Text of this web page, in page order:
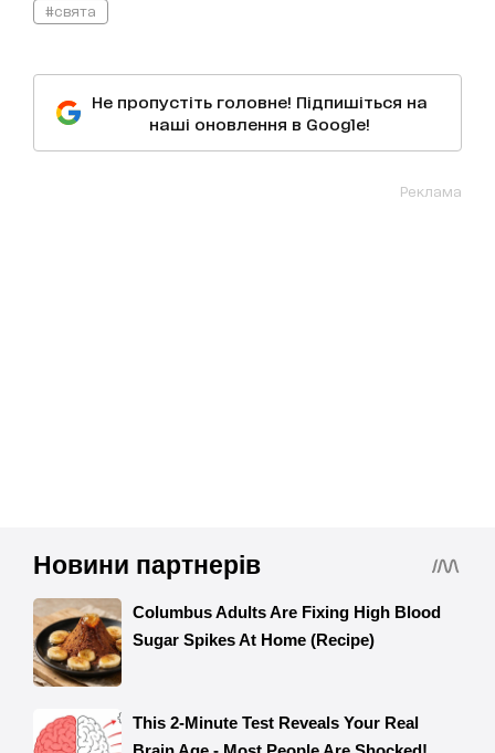
#свята
Не пропустіть головне! Підпишіться на
наші оновлення в Google!
Реклама